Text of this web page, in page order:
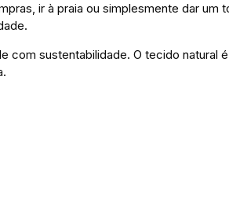
ir à praia ou simplesmente dar um
sustentabilidade. O tecido natural